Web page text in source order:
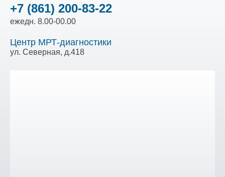
+7 (861) 200-83-22
ежедн. 8.00-00.00
Центр МРТ-диагностики
ул. Северная, д.418